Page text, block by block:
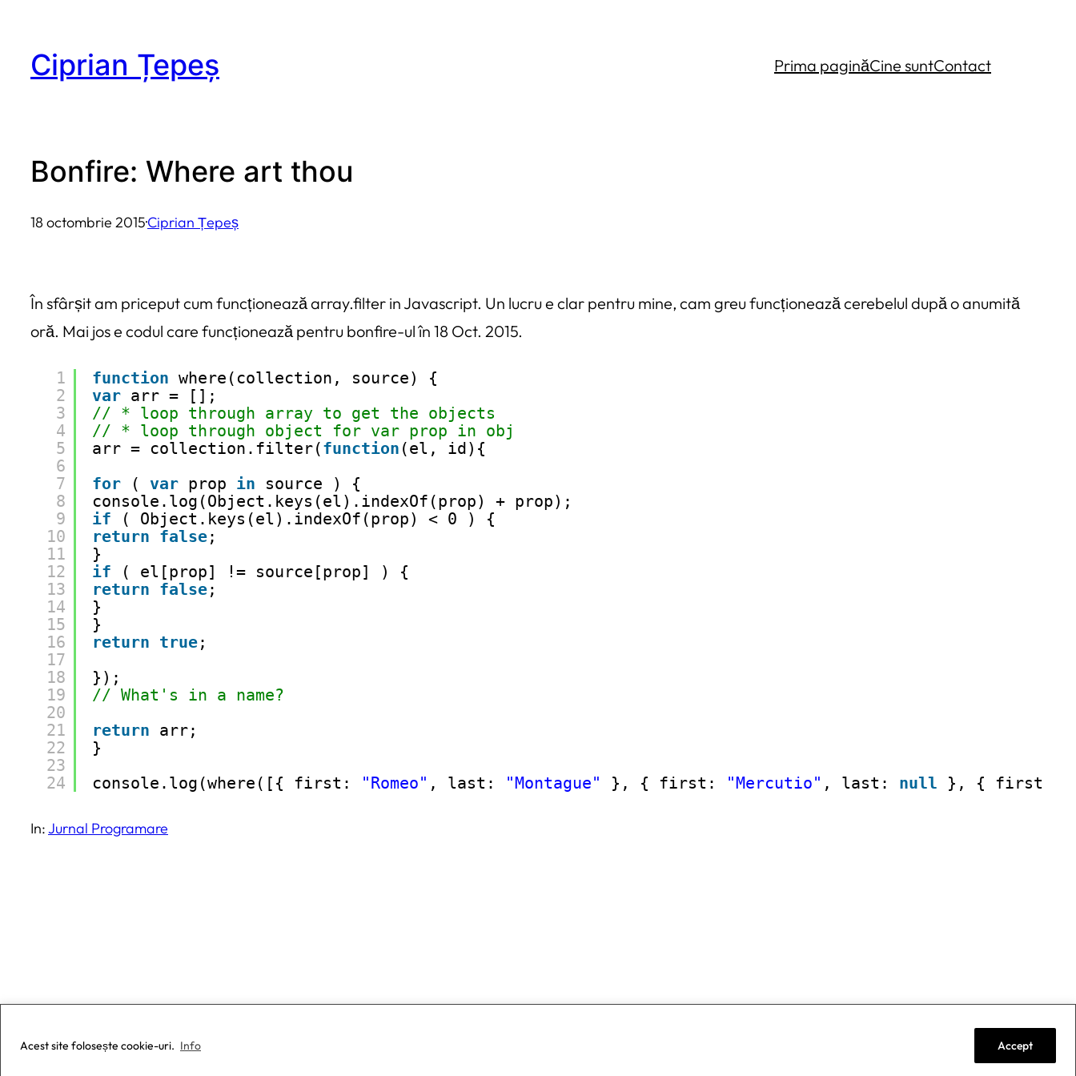
Acest site folosește cookie-uri. Info Accept
conținut
Ciprian Țepeș Prima paginăCine suntContact
Bonfire: Where art thou
18 octombrie 2015·Ciprian Țepeș
În sfârșit am priceput cum funcționează array.filter in Javascript. Un lucru e clar pentru mine, cam greu funcționează cerebelul după o anumită
oră. Mai jos e codul care funcționează pentru bonfire-ul în 18 Oct. 2015.
1
2
3
4
5
6
7
8
9
10
11
12
13
14
15
16
17
18
19
20
21
22
23
24
function where(collection, source) {
var arr = [];
// * loop through array to get the objects
// * loop through object for var prop in obj
arr = collection.filter(function (el, id){
for
( var prop in
source ) {
console.log(Object.keys(el).indexOf(prop) + prop);
if
( Object.keys(el).indexOf(prop) < 0 ) {
return false;
}
if
( el[prop] != source[prop] ) {
return false;
}
}
return true;
});
// What's in a name?
return arr;
}
console.log(where([{ first:
"Romeo" , last: "Montague" }, { first: "Mercutio" , last: null }, { first:
In:Jurnal Programare